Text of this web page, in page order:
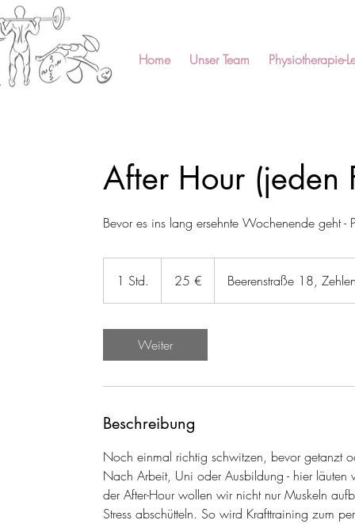
Home Unser Team Physiotherapie-
After Hour (jeden
Bevor es ins lang ersehnte Wochenende geht -
1 Std.
S
d
25 € Beerenstraße 18,
Weiter
Beschreibung
Noch einmal richtig schwitzen, bevor getanzt
Nach Arbeit, Uni oder Ausbildung - hier
der After-Hour wollen wir nicht nur Muskeln
Stress abschütteln. So wird Krafttraining zum